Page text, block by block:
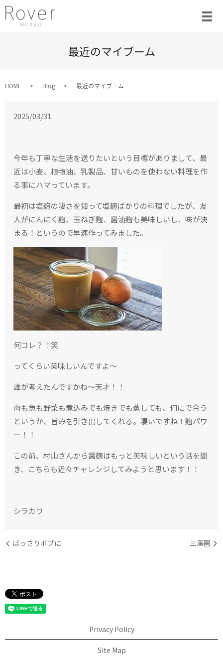
最近のマイブーム
HOME Blog 最近のマイブーム
2025/03/31
今年も丁寧な生活を送りたいという目標がありまして、最
近は小麦、植物油、乳製品、甘いものを使わない料理を作
る事にハマっています。
最初は塩麹の凄さを知って塩麹ばかりの料理でしたが、友
人がにんにく麹、玉ねぎ麹、醤油麹も美味しいし、味が決
まる！というので早速作ってみました。
何コレ？！笑
ってくらい美味しいんですよ〜
誰が考えたんですかね〜天才！！
肉も魚も野菜も煮込みでも焼きでも蒸しても、何にで合う
というか、旨みを引き出してくれる。凄いですね！麹パワ
ー！！
この前、村山さんから醤麹はもっと美味しいという話を聞
き、こちらも近々チャレンジしてみようと思います！！
シラカワ
ばっさりボブに 三溪園
Privacy Policy
Site Map